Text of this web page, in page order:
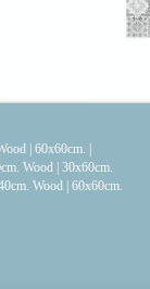
| 60x60cm.
Wood| 30x60cm.
Wood| 60x60cm.